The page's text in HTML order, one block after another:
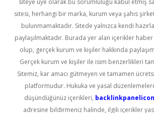
siteye üye olarak bu sorumluluğu kabul etmiş
sitesi, herhangi bir marka, kurum veya şahıs
bulunmamaktadır. Sitede yalnızca kendi
paylaşılmaktadır. Burada yer alan içerikler
olup, gerçek kurum ve kişiler hakkında
Gerçek kurum ve kişiler ile isim benzerlikleri
Sitemiz, kar amacı gütmeyen ve tamamen
platformudur. Hukuka ve yasal
düşündüğünüz içerikleri,
adresine bildirmeniz halinde, ilgili içerikler